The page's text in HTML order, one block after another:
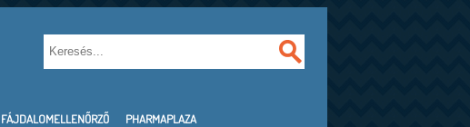
FÁJDALOMELLENŐRZŐ PHARMAPLAZA